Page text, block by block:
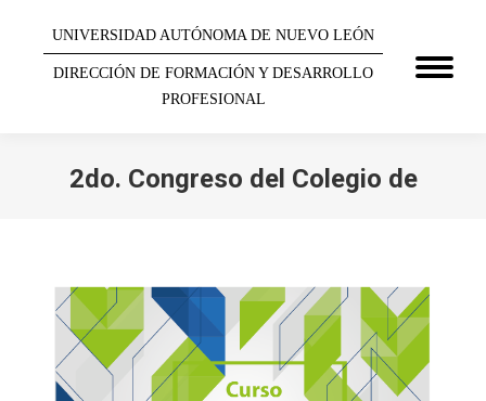
UNIVERSIDAD AUTÓNOMA DE NUEVO LEÓN
DIRECCIÓN DE FORMACIÓN Y DESARROLLO
PROFESIONAL
2do. Congreso del Colegio de